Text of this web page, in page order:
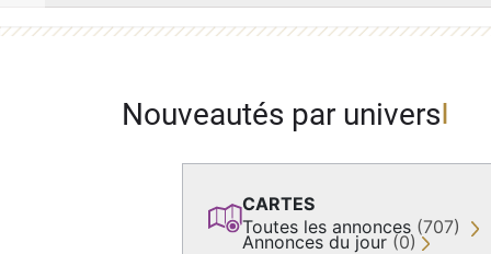
Nouveautés par univers
CARTES
Toutes les annonces (707)
Annonces du jour (0)